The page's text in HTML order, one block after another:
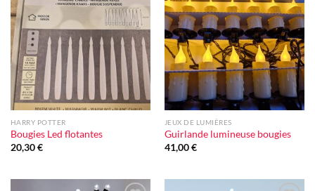
Ajouter
à la liste
d'envie
HARRY POTTER
Bougies Led flotantes
20,30€
Ajouter
à la liste
d'envie
JEUX DE LUMIÈRES
Guirlande lumineuse bougies
41,00€